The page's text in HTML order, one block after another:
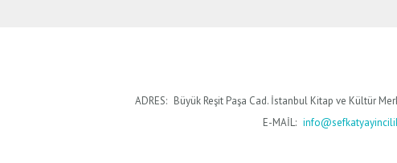
ADRES: Büyük Reşit Paşa Cad. İstanbul Kitap ve Kültür
E-MAİL: